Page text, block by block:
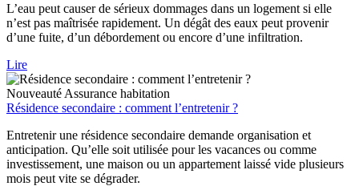
L’eau peut causer de sérieux dommages dans un logement si elle
n’est pas maîtrisée rapidement. Un dégât des eaux peut provenir
d’une fuite, d’un débordement ou encore d’une infiltration.
Lire
Nouveauté Assurance habitation
Résidence secondaire : comment l’entretenir ?
Entretenir une résidence secondaire demande organisation et
anticipation. Qu’elle soit utilisée pour les vacances ou comme
investissement, une maison ou un appartement laissé vide plusieurs
mois peut vite se dégrader.